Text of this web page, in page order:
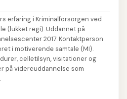
erfaring i Kriminalforsorgen ved
(lukket regi). Uddannet på
2017. Kontaktperson
i motiverende samtale (MI).
celletilsyn, visitationer og
på videreuddannelse som